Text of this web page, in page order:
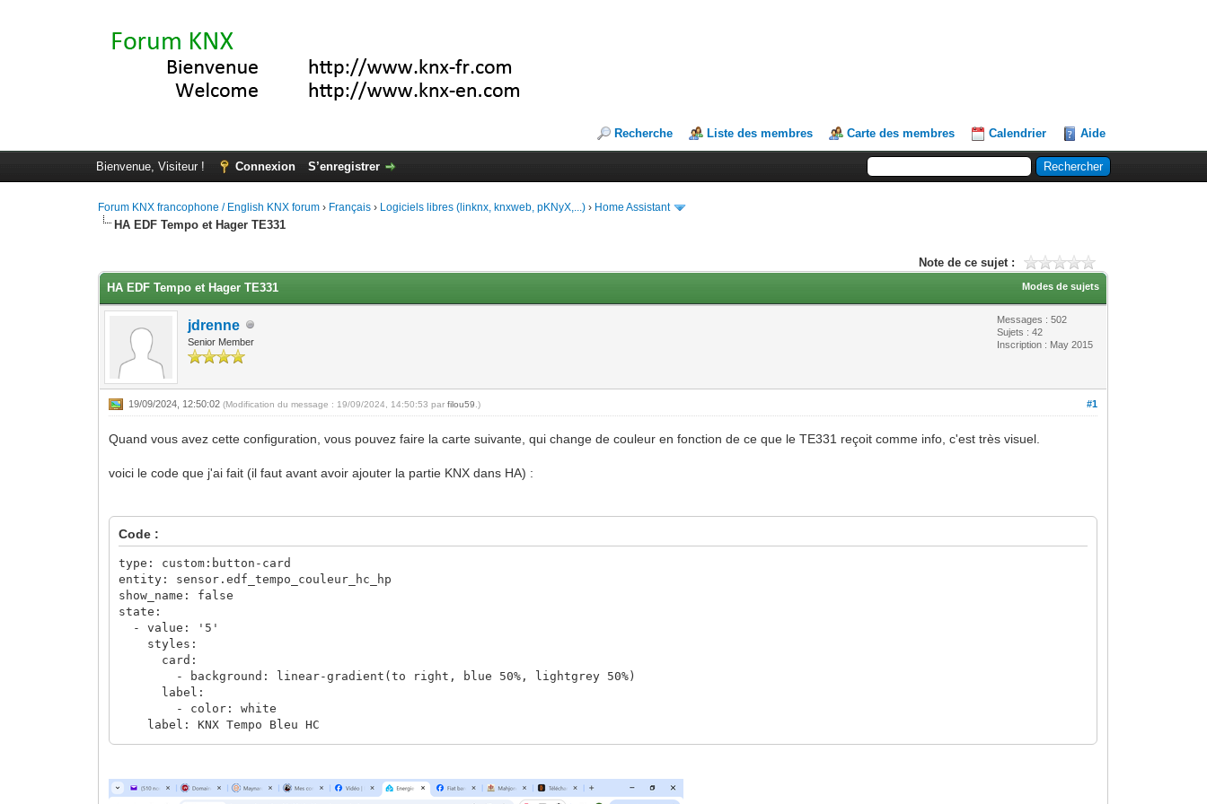
Recherche Liste des membres Carte des membres Calendrier Aide
Bienvenue, Visiteur ! Connexion S’enregistrer
Forum KNX francophone / English KNX forum › Français › Logiciels libres (linknx, knxweb, pKNyX,...) › Home Assistant
HA EDF Tempo et Hager TE331
Note de ce sujet :
Modes de sujets
HA EDF Tempo et Hager TE331
jdrenne
Senior Member
Messages : 502
Sujets : 42
Inscription : May 2015
#1
19/09/2024, 12:50:02(Modification du message : 19/09/2024, 14:50:53 parfilou59 .)
Quand vous avez cette configuration, vous pouvez faire la carte suivante, qui change de couleur en fonction de ce que le TE331 reçoit comme info, c'est très visuel.
voici le code que j'ai fait (il faut avant avoir ajouter la partie KNX dans HA) :
Code :
type: custom:button-card
entity: sensor.edf_tempo_couleur_hc_hp
show_name: false
state:
- value: '5'
styles:
card:
- background: linear-gradient(to right, blue 50%, lightgrey 50%)
label:
- color: white
label: KNX Tempo Bleu HC
- background-color: blue